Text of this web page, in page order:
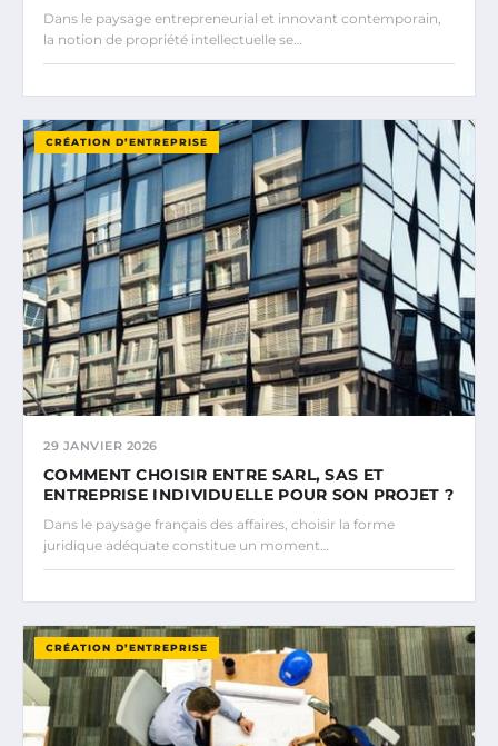
Dans le paysage entrepreneurial et innovant contemporain,
la notion de propriété intellectuelle se…
CRÉATION D’ENTREPRISE
29 JANVIER 2026
COMMENT CHOISIR ENTRE SARL, SAS ET
ENTREPRISE INDIVIDUELLE POUR SON PROJET ?
Dans le paysage français des affaires, choisir la forme
juridique adéquate constitue un moment…
CRÉATION D’ENTREPRISE